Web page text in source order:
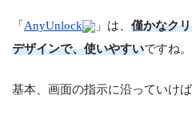
「AnyUnlock 」は、 僅かなク
デザインで、使いやすいですね。
基本、画面の指示に沿っていけば